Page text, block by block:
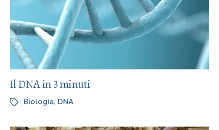
Il DNA in 3 minuti
Biologia, DNA